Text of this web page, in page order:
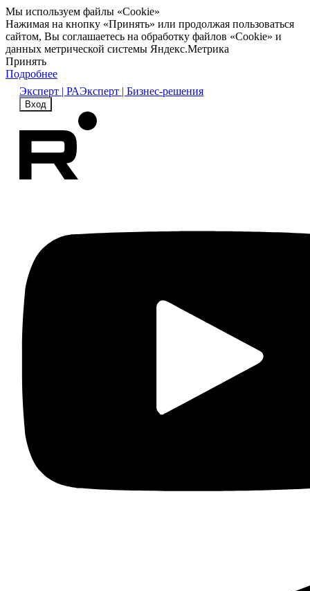
Мы используем файлы «Cookie»
Нажимая на кнопку «Принять» или продолжая пользоваться
сайтом, Вы соглашаетесь на обработку файлов «Cookie» и
данных метрической системы Яндекс.Метрика
Принять
Подробнее
Эксперт | РАЭксперт | Бизнес-решения
Вход